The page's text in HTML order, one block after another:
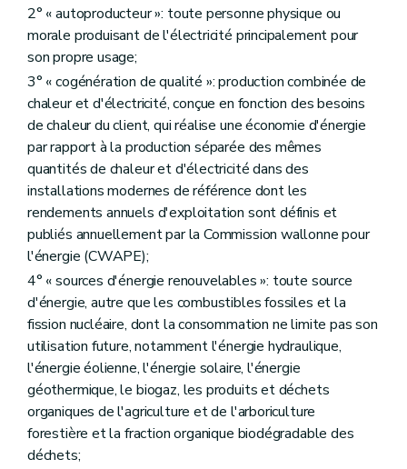
2° « autoproducteur »: toute personne physique ou
morale produisant de l'électricité principalement pour
son propre usage;
3° « cogénération de qualité »: production combinée de
chaleur et d'électricité, conçue en fonction des besoins
de chaleur du client, qui réalise une économie d'énergie
par rapport à la production séparée des mêmes
quantités de chaleur et d'électricité dans des
installations modernes de référence dont les
rendements annuels d'exploitation sont définis et
publiés annuellement par la Commission wallonne pour
l'énergie (CWAPE);
4° « sources d'énergie renouvelables »: toute source
d'énergie, autre que les combustibles fossiles et la
fission nucléaire, dont la consommation ne limite pas son
utilisation future, notamment l'énergie hydraulique,
l'énergie éolienne, l'énergie solaire, l'énergie
géothermique, le biogaz, les produits et déchets
organiques de l'agriculture et de l'arboriculture
forestière et la fraction organique biodégradable des
déchets;